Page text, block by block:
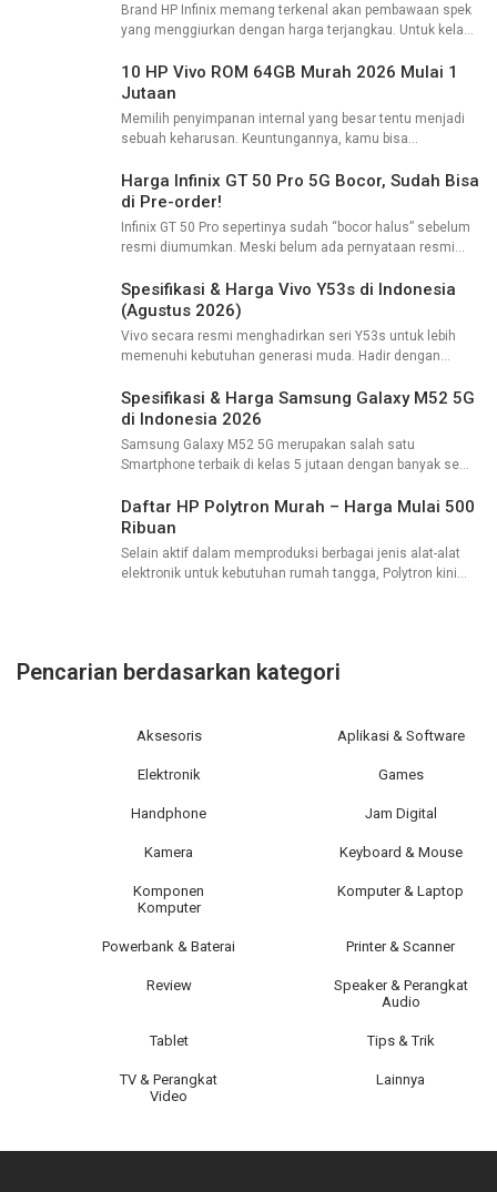
Brand HP Infinix memang terkenal akan pembawaan spek
yang menggiurkan dengan harga terjangkau. Untuk kelas
jutaan begitu laris di pasaran.
10 HP Vivo ROM 64GB Murah 2026 Mulai 1
Jutaan
Memilih penyimpanan internal yang besar tentu menjadi
sebuah keharusan. Keuntungannya, kamu bisa
memori eksternal sekalipun. HP Vivo ROM 64GB juga bisa
jadi solusi
Harga Infinix GT 50 Pro 5G Bocor, Sudah Bisa
di Pre-order!
Infinix GT 50 Pro sepertinya sudah “bocor halus” sebelum
resmi diumumkan. Meski belum ada pernyataan resmi
HP gaming terbaru ini sudah
Spesifikasi & Harga Vivo Y53s di Indonesia
(Agustus 2026)
Vivo secara resmi menghadirkan seri Y53s untuk lebih
memenuhi kebutuhan generasi muda. Hadir dengan
bersaing di kelas harga 3 jutaan. Tidak hanya
Spesifikasi & Harga Samsung Galaxy M52 5G
di Indonesia 2026
Samsung Galaxy M52 5G merupakan salah satu
Smartphone terbaik di kelas 5 jutaan dengan banyak sekali
yang lalu setelah resmi
Daftar HP Polytron Murah – Harga Mulai 500
Ribuan
Selain aktif dalam memproduksi berbagai jenis alat-alat
elektronik untuk kebutuhan rumah tangga, Polytron kini
Pencarian berdasarkan kategori
Aksesoris Aplikasi & Software
Elektronik Games
Handphone Jam Digital
Kamera Keyboard & Mouse
Komponen
Komputer
Komputer & Laptop
Powerbank & Baterai Printer & Scanner
Review
Speaker & Perangkat
Audio
Tablet Tips & Trik
TV & Perangkat
Video
Lainnya